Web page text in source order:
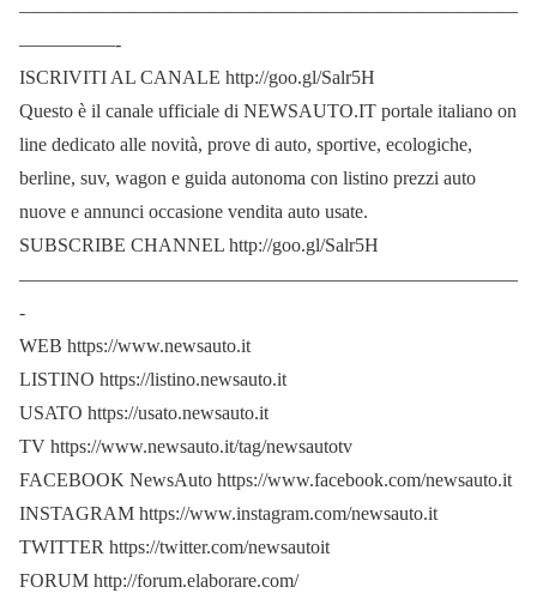
——————————————————————————
—————-
ISCRIVITI AL CANALE http://goo.gl/Salr5H
Questo è il canale ufficiale di NEWSAUTO.IT portale italiano on
line dedicato alle novità, prove di auto, sportive, ecologiche,
berline, suv, wagon e guida autonoma con listino prezzi auto
nuove e annunci occasione vendita auto usate.
SUBSCRIBE CHANNEL http://goo.gl/Salr5H
——————————————————————————
-
WEB https://www.newsauto.it
LISTINO https://listino.newsauto.it
USATO https://usato.newsauto.it
TV https://www.newsauto.it/tag/newsautotv
FACEBOOK NewsAuto https://www.facebook.com/newsauto.it
INSTAGRAM https://www.instagram.com/newsauto.it
TWITTER https://twitter.com/newsautoit
FORUM http://forum.elaborare.com/